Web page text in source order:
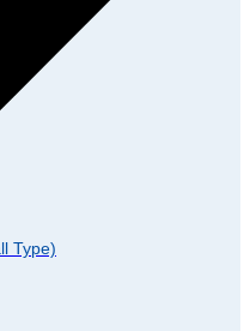
Type)